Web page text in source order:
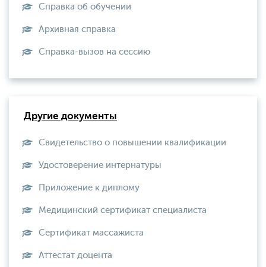
Справка об обучении
Архивная справка
Справка-вызов на сессию
Другие документы
Свидетельство о повышении квалификации
Удостоверение интернатуры
Приложение к диплому
Медицинский сертификат специалиста
Сертификат массажиста
Аттестат доцента